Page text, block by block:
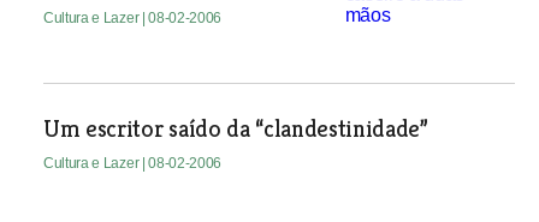
Cultura e Lazer | 08-02-2006
Um escritor saído da “clandestinidade”
Cultura e Lazer | 08-02-2006